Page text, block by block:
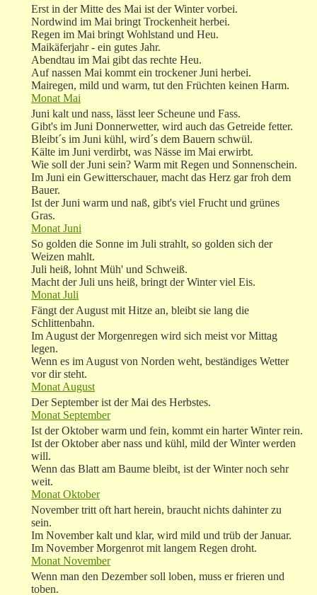
Erst in der Mitte des Mai ist der Winter vorbei.
Nordwind im Mai bringt Trockenheit herbei.
Regen im Mai bringt Wohlstand und Heu.
Maikäferjahr - ein gutes Jahr.
Abendtau im Mai gibt das rechte Heu.
Auf nassen Mai kommt ein trockener Juni herbei.
Mairegen, mild und warm, tut den Früchten keinen Harm.
Monat Mai
Juni kalt und nass, lässt leer Scheune und Fass.
Gibt's im Juni Donnerwetter, wird auch das Getreide fetter.
Bleibt´s im Juni kühl, wird´s dem Bauern schwül.
Kälte im Juni verdirbt, was Nässe im Mai erwirbt.
Wie soll der Juni sein? Warm mit Regen und Sonnenschein.
Im Juni ein Gewitterschauer, macht das Herz gar froh dem
Bauer.
Ist der Juni warm und naß, gibt's viel Frucht und grünes
Gras.
Monat Juni
So golden die Sonne im Juli strahlt, so golden sich der
Weizen mahlt.
Juli heiß, lohnt Müh' und Schweiß.
Macht der Juli uns heiß, bringt der Winter viel Eis.
Monat Juli
Fängt der August mit Hitze an, bleibt sie lang die
Schlittenbahn.
Im August der Morgenregen wird sich meist vor Mittag
legen.
Wenn es im August von Norden weht, beständiges Wetter
vor dir steht.
Monat August
Der September ist der Mai des Herbstes.
Monat September
Ist der Oktober warm und fein, kommt ein harter Winter rein.
Ist der Oktober aber nass und kühl, mild der Winter werden
will.
Wenn das Blatt am Baume bleibt, ist der Winter noch sehr
weit.
Monat Oktober
November tritt oft hart herein, braucht nichts dahinter zu
sein.
Im November kalt und klar, wird mild und trüb der Januar.
Im November Morgenrot mit langem Regen droht.
Monat November
Wenn man den Dezember soll loben, muss er frieren und
toben.